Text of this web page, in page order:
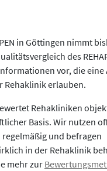
in Göttingen nimmt
des
vor, die eine
Rehaklinik erlauben.
Rehakliniken
Basis. Wir nutzen
und befragen
in der Rehaklinik
mehr zur